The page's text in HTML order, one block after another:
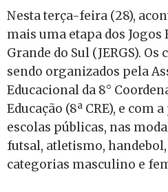
Nesta terça-feira (28),
mais uma etapa dos Jogos
Grande do Sul (JERGS).
sendo organizados pela
Educacional da 8°
Educação (8ª CRE), e com
escolas públicas, nas
futsal, atletismo,
categorias masculino e